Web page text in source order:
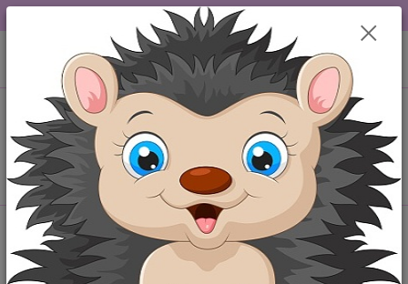
DOPRAVA OD 49,-Kč....VŠE SKLADEM.....
Menu
CZK
Hledat
+420 777259248
po-pá 6-18 hod
za 0,00 Kč
Úvod Dětské povlečení Dětské povlečení-výplně
Dětské povlečení-výplně